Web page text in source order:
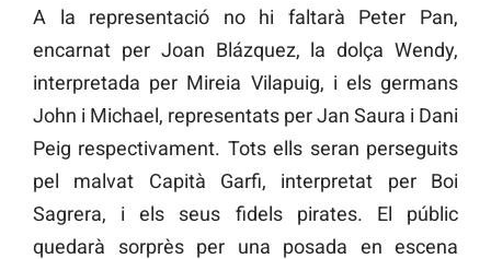
A la representació no hi faltarà Peter Pan,
encarnat per Joan Blázquez, la dolça Wendy,
interpretada per Mireia Vilapuig, i els germans
John i Michael, representats per Jan Saura i Dani
Peig respectivament. Tots ells seran perseguits
pel malvat Capità Garfi, interpretat per Boi
Sagrera, i els seus fidels pirates. El públic
quedarà sorprès per una posada en escena